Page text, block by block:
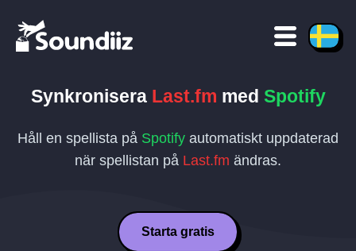
Synkronisera Last.fm med Spotify
Håll en spellista på Spotify automatiskt uppdaterad
när spellistan på Last.fm ändras.
Starta gratis